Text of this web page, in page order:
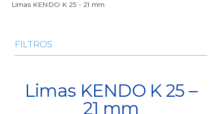
Limas KENDO K 25 - 21 mm
FILTROS
Limas KENDO K 25 –
21 mm